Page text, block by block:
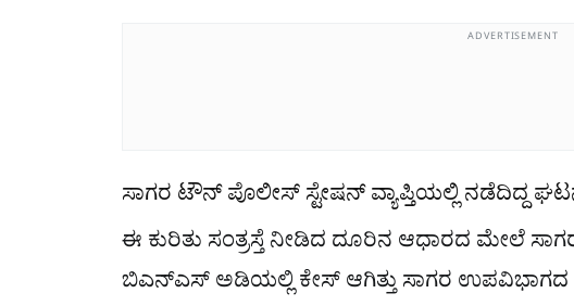
ADVERTISEMENT
ಸಾಗರ ಟೌನ್ ಪೊಲೀಸ್ ಸ್ಟೇಷನ್​ ವ್ಯಾಪ್ತಿಯಲ್ಲಿ ನಡೆದಿದ್ದ
ಈ ಕುರಿತು ಸಂತ್ರಸ್ತೆ ನೀಡಿದ ದೂರಿನ ಆಧಾರದ ಮೇಲೆ
ಬಿಎನ್ಎಸ್ ಅಡಿಯಲ್ಲಿ ಕೇಸ್ ಆಗಿತ್ತು ಸಾಗರ ಉಪವಿಭಾಗದ